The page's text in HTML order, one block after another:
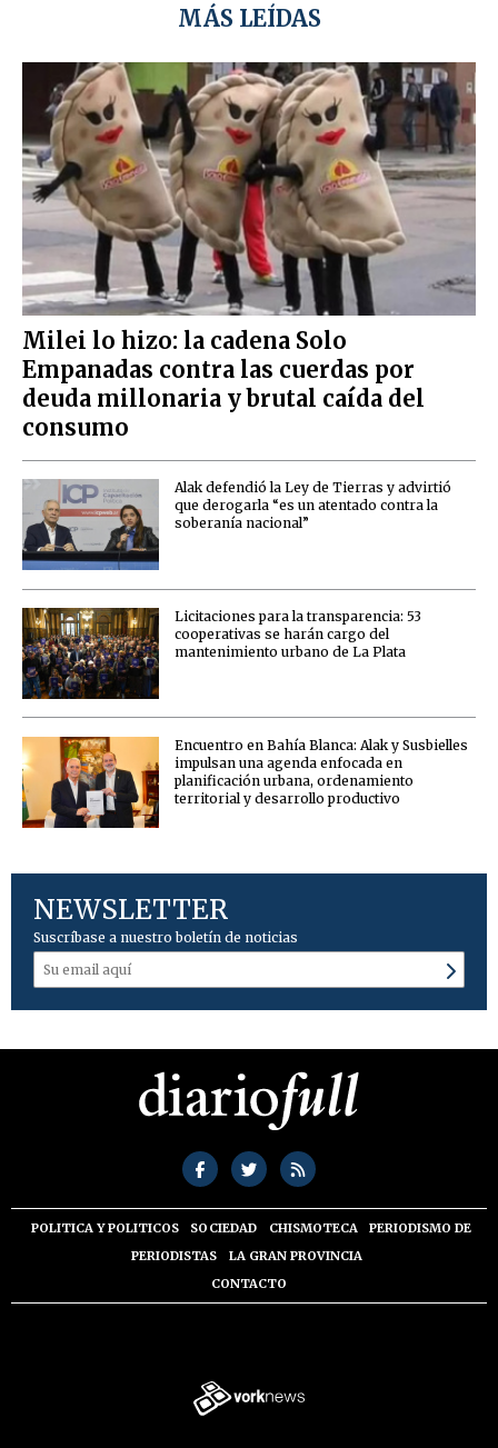
MÁS LEÍDAS
Milei lo hizo: la cadena Solo
Empanadas contra las cuerdas por
deuda millonaria y brutal caída del
consumo
Alak defendió la Ley de Tierras y advirtió
que derogarla “es un atentado contra la
soberanía nacional”
Licitaciones para la transparencia: 53
cooperativas se harán cargo del
mantenimiento urbano de La Plata
Encuentro en Bahía Blanca: Alak y Susbielles
impulsan una agenda enfocada en
planificación urbana, ordenamiento
territorial y desarrollo productivo
NEWSLETTER
Suscríbase a nuestro boletín de noticias
POLITICA Y POLITICOS SOCIEDAD CHISMOTECA
PERIODISMO DE
PERIODISTAS
LA GRAN PROVINCIA
CONTACTO